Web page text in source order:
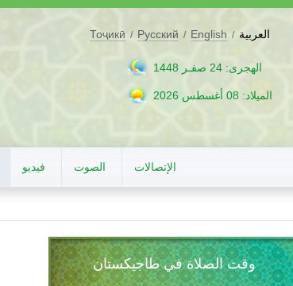
Тоҷикӣ / Русский / English / العربية
الهجرى: 24 صفـر 1448
الميلاد: 08 أغسطس 2026
فيديو الصوت الإتصالات
وقت الصلاة في طاجيكستان